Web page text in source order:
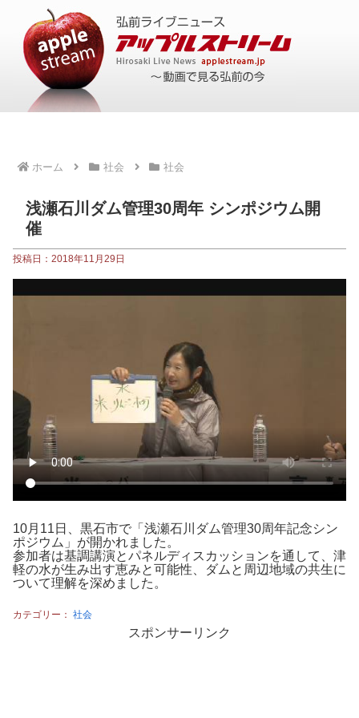
ホーム 社会 社会
浅瀬石川ダム管理30周年 シンポジウム開
催
投稿日：2018年11月29日
10月11日、黒石市で「浅瀬石川ダム管理30周年記念シン
ポジウム」が開かれました。
参加者は基調講演とパネルディスカッションを通して、津
軽の水が生み出す恵みと可能性、ダムと周辺地域の共生に
ついて理解を深めました。
カテゴリー： 社会
スポンサーリンク